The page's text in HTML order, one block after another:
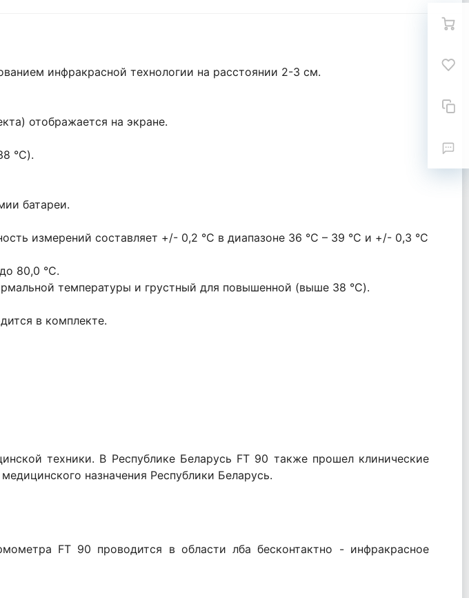
инфракрасной технологии на расстоянии 2-3 см.
отображается на экране.
°C).
батареи.
измерений составляет +/- 0,2 °C в диапазоне 36 °C – 39 °C и +/- 0,3 °C
80,0 °C.
температуры и грустный для повышенной (выше 38 °C).
в комплекте.
техники. В Республике Беларусь FT 90 также прошел клинические
назначения Республики Беларусь.
FT 90 проводится в области лба бесконтактно - инфракрасное